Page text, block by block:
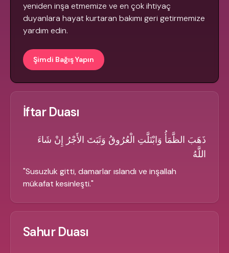
yeniden inşa etmemize ve en çok ihtiyaç
duyanlara hayat kurtaran bakımı geri getirmemize
yardım edin.
Şimdi Bağış Yapın
İftar Duası
ذَهَبَ الظَّمَأُ وَابْتَلَّتِ الْعُرُوقُ وَثَبَتَ الأَجْرُ إِنْ شَاءَ
اللَّهُ
"Susuzluk gitti, damarlar ıslandı ve inşallah
mükafat kesinleşti."
Sahur Duası